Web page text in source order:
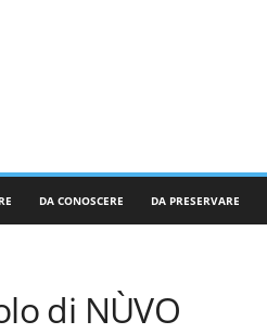
DA CONOSCERE DA PRESERVARE
di NÙVO